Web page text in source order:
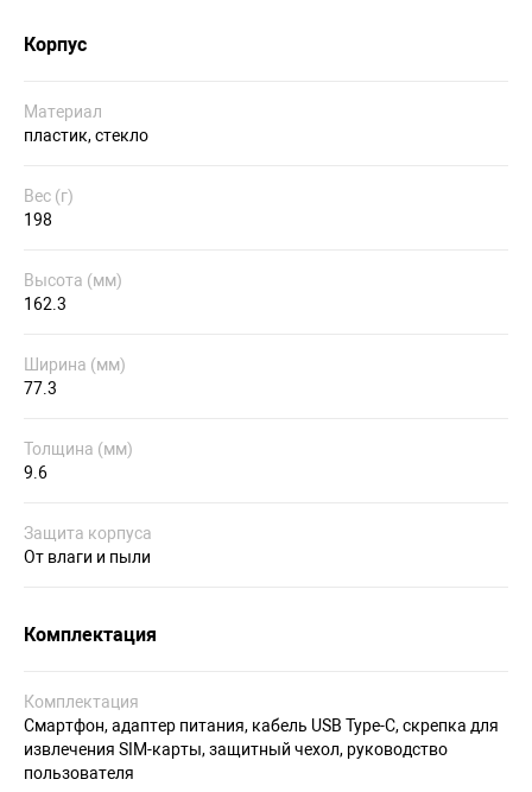
Корпус
Материал
пластик, стекло
Вес (г)
198
Высота (мм)
162.3
Ширина (мм)
77.3
Толщина (мм)
9.6
Защита корпуса
От влаги и пыли
Комплектация
Комплектация
Смартфон, адаптер питания, кабель USB Type-С, скрепка для
извлечения SIM-карты, защитный чехол, руководство
пользователя